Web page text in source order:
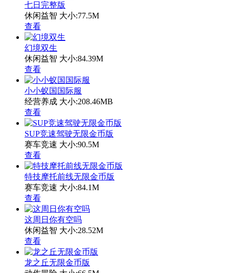
七日完整版
休闲益智 大小:77.5M
查看
幻境双生
休闲益智 大小:84.39M
查看
小小蚁国国际服
经营养成 大小:208.46MB
查看
SUP竞速驾驶无限金币版
赛车竞速 大小:90.5M
查看
特技摩托前线无限金币版
赛车竞速 大小:84.1M
查看
这周日你有空吗
休闲益智 大小:28.52M
查看
龙之丘无限金币版